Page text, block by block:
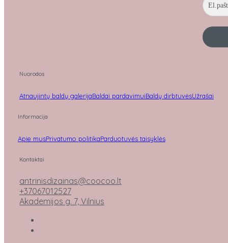
Nuorodos
Atnaujintų baldų galerijaBaldai pardavimuiBaldų dirbtuvėsUžrašai
Informacija
Apie musPrivatumo politikaParduotuvės taisyklės
Kontaktai
antrinisdizainas@coocoo.lt
+37067012527
Akademijos g. 7, Vilnius